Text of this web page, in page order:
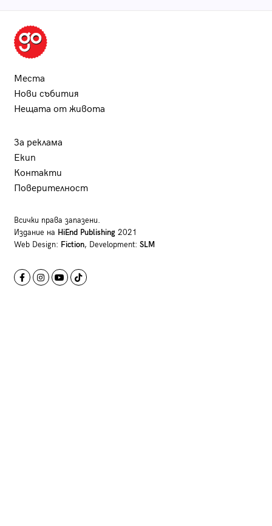
Места
Нови събития
Нещата от живота
За реклама
Екип
Контакти
Поверителност
Всички права запазени.
Издание на HiEnd Publishing2021
Web Design: Fiction, Development: SLM